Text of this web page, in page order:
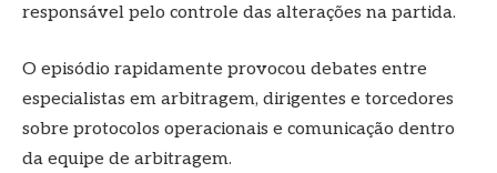
responsável pelo controle das alterações na partida.
O episódio rapidamente provocou debates entre
especialistas em arbitragem, dirigentes e torcedores
sobre protocolos operacionais e comunicação dentro
da equipe de arbitragem.